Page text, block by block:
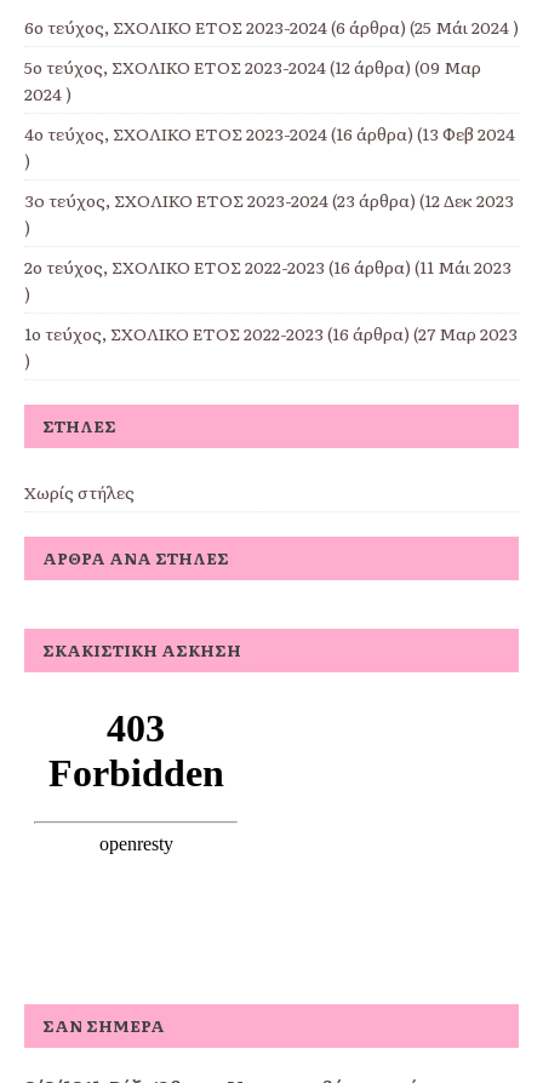
6ο τεύχος, ΣΧΟΛΙΚΟ ΕΤΟΣ 2023-2024(6 άρθρα) (25 Μάι 2024 )
5ο τεύχος, ΣΧΟΛΙΚΟ ΕΤΟΣ 2023-2024(12 άρθρα) (09 Μαρ
2024 )
4ο τεύχος, ΣΧΟΛΙΚΟ ΕΤΟΣ 2023-2024(16 άρθρα) (13 Φεβ 2024
)
3o τεύχος, ΣΧΟΛΙΚΟ ΕΤΟΣ 2023-2024(23 άρθρα) (12 Δεκ 2023
)
2ο τεύχος, ΣΧΟΛΙΚΟ ΕΤΟΣ 2022-2023 (16 άρθρα) (11 Μάι 2023
)
1ο τεύχος, ΣΧΟΛΙΚΟ ΕΤΟΣ 2022-2023 (16 άρθρα) (27 Μαρ 2023
)
ΣΤΉΛΕΣ
Χωρίς στήλες
ΆΡΘΡΑ ΑΝΆ ΣΤΉΛΕΣ
ΣΚΑΚΙΣΤΙΚΉ ΆΣΚΗΣΗ
ΣΑΝ ΣΉΜΕΡΑ